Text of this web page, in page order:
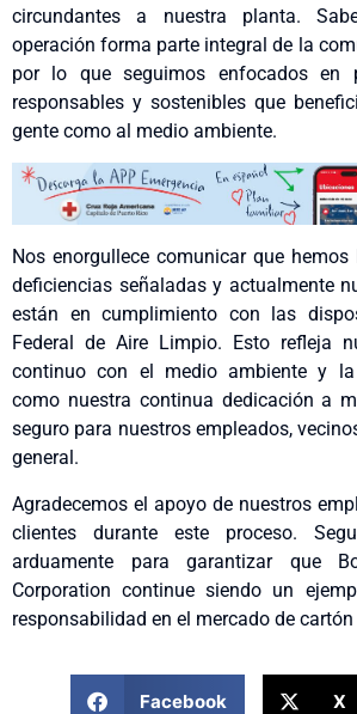
circundantes a nuestra planta.
operación forma parte integral de la
por lo que seguimos enfocados en
responsables y sostenibles que
gente como al medio ambiente.
Nos enorgullece comunicar que
deficiencias señaladas y actualmente
están en cumplimiento con las
Federal de Aire Limpio. Esto refleja
continuo con el medio ambiente y
como nuestra continua dedicación a
seguro para nuestros empleados,
general.
Agradecemos el apoyo de nuestros
clientes durante este proceso.
arduamente para garantizar que
Corporation continue siendo un
responsabilidad en el mercado de cartón
Facebook X